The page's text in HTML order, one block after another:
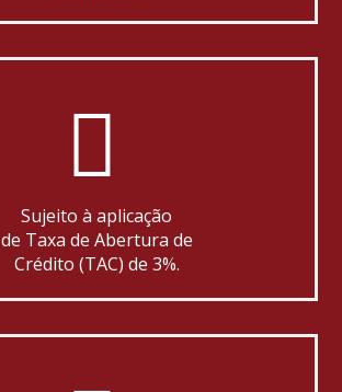
Sujeito à aplicação
de Taxa de Abertura de
Crédito (TAC) de 3%.